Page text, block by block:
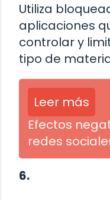
Utiliza
aplicaciones
controlar y
tipo de
Leer más
Efectos
redes
6.